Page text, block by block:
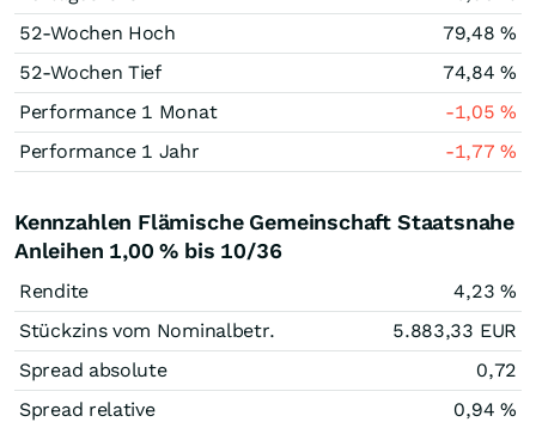
52-Wochen Hoch
79,48%
52-Wochen Tief
74,84%
Performance 1 Monat
-1,05%
Performance 1 Jahr
-1,77%
Kennzahlen Flämische Gemeinschaft Staatsnahe
Anleihen 1,00 % bis 10/36
Rendite 4,23 %
Stückzins vom Nominalbetr.
5.883,33 EUR
Spread absolute
0,72
Spread relative
0,94 %